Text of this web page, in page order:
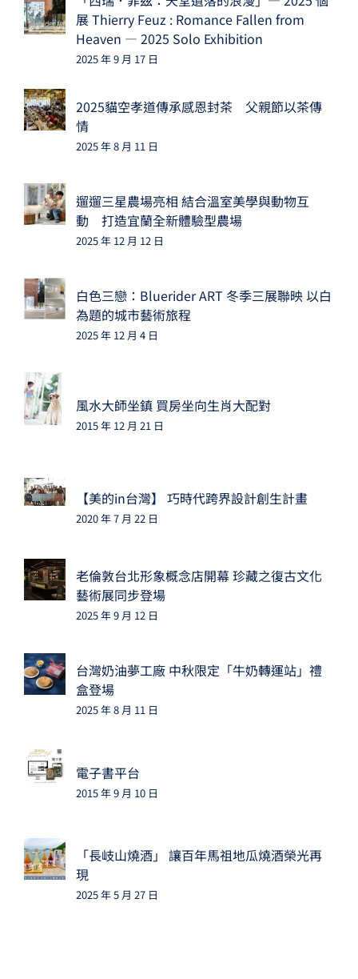
展 Thierry Feuz : Romance Fallen from
Heaven — 2025 Solo Exhibition
2025 年 9 月 17 日
2025貓空孝道傳承感恩封茶 父親節以茶傳
情
2025 年 8 月 11 日
遛遛三星農場亮相 結合溫室美學與動物互
動 打造宜蘭全新體驗型農場
2025 年 12 月 12 日
白色三戀：Bluerider ART 冬季三展聯映 以白
為題的城市藝術旅程
2025 年 12 月 4 日
風水大師坐鎮 買房坐向生肖大配對
2015 年 12 月 21 日
【美的in台灣】 巧時代跨界設計創生計畫
2020 年 7 月 22 日
老倫敦台北形象概念店開幕 珍藏之復古文化
藝術展同步登場
2025 年 9 月 12 日
台灣奶油夢工廠 中秋限定「牛奶轉運站」禮
盒登場
2025 年 8 月 11 日
電子書平台
2015 年 9 月 10 日
「長岐山燒酒」 讓百年馬祖地瓜燒酒榮光再
現
2025 年 5 月 27 日